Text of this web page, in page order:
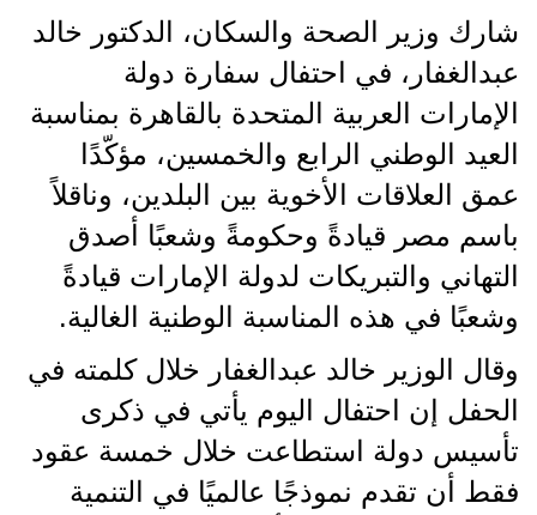
k p
a
m n
شارك وزير الصحة والسكان، الدكتور خالد
عبدالغفار، في احتفال سفارة دولة
الإمارات العربية المتحدة بالقاهرة بمناسبة
العيد الوطني الرابع والخمسين، مؤكّدًا
عمق العلاقات الأخوية بين البلدين، وناقلاً
باسم مصر قيادةً وحكومةً وشعبًا أصدق
التهاني والتبريكات لدولة الإمارات قيادةً
وشعبًا في هذه المناسبة الوطنية الغالية.
وقال الوزير خالد عبدالغفار خلال كلمته في
الحفل إن احتفال اليوم يأتي في ذكرى
تأسيس دولة استطاعت خلال خمسة عقود
فقط أن تقدم نموذجًا عالميًا في التنمية